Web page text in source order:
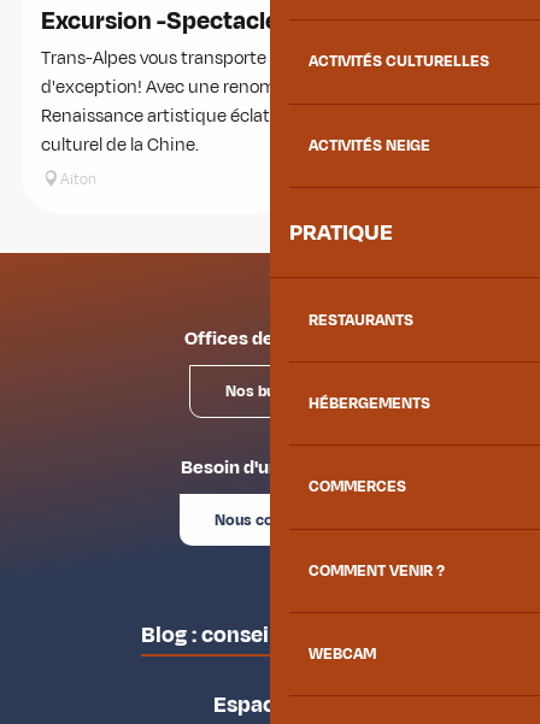
ACTIVITÉS CULTURELLES
ACTIVITÉS NEIGE
PRATIQUE
RESTAURANTS
HÉBERGEMENTS
COMMERCES
COMMENT VENIR ?
WEBCAM
Excursion -Spectacle Shen Yun à Lyon
Trans-Alpes vous transporte vers un spectacle
d'exception! Avec une renommée mondiale, il incarne la
Renaissance artistique éclatante et célèbre l'héritage
culturel de la Chine.
Aiton
Offices de tourisme
Nos bureaux
Besoin d'un conseil ?
Nous contacter
Blog : conseils des locaux
Espace pro